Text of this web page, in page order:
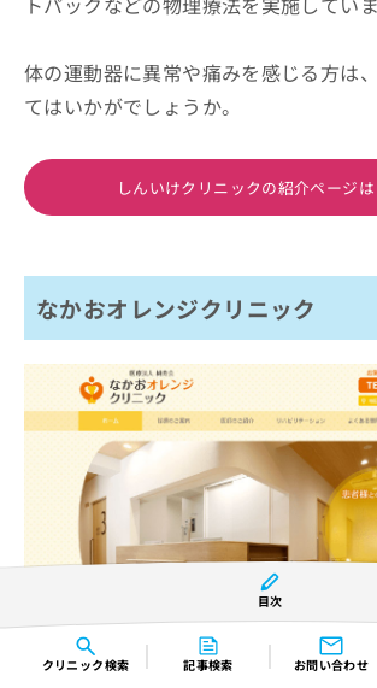
クリニック検索 記事検索 お問い合わせ
体の運動器に異常や痛みを感じる方は
てはいかがでしょうか。
しんいけクリニックの紹介ページ
なかおオレンジクリニック
※引用：https://nakao-orange-
目次